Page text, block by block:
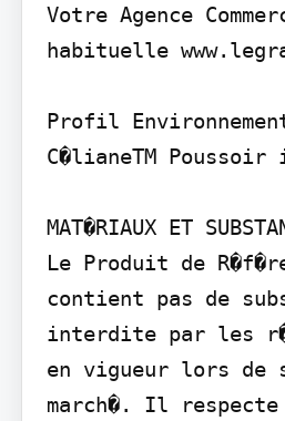
Votre Agence
habituelle
Profil
C�lianeTM
MAT�RIAUX ET
Le Produit de
contient pas de
interdite par les
en vigueur lors de
march�. Il